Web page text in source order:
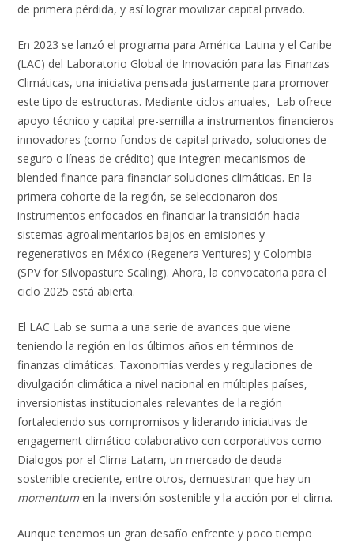
de primera pérdida, y así lograr movilizar capital privado.
En 2023 se lanzó el programa para América Latina y el Caribe
(LAC) del Laboratorio Global de Innovación para las Finanzas
Climáticas, una iniciativa pensada justamente para promover
este tipo de estructuras. Mediante ciclos anuales, Lab ofrece
apoyo técnico y capital pre-semilla a instrumentos financieros
innovadores (como fondos de capital privado, soluciones de
seguro o líneas de crédito) que integren mecanismos de
blended finance para financiar soluciones climáticas. En la
primera cohorte de la región, se seleccionaron dos
instrumentos enfocados en financiar la transición hacia
sistemas agroalimentarios bajos en emisiones y
regenerativos en México (Regenera Ventures) y Colombia
(SPV for Silvopasture Scaling). Ahora, la convocatoria para el
ciclo 2025 está abierta.
El LAC Lab se suma a una serie de avances que viene
teniendo la región en los últimos años en términos de
finanzas climáticas. Taxonomías verdes y regulaciones de
divulgación climática a nivel nacional en múltiples países,
inversionistas institucionales relevantes de la región
fortaleciendo sus compromisos y liderando iniciativas de
engagement climático colaborativo con corporativos como
Dialogos por el Clima Latam, un mercado de deuda
sostenible creciente, entre otros, demuestran que hay un
momentum en la inversión sostenible y la acción por el clima.
Aunque tenemos un gran desafío enfrente y poco tiempo